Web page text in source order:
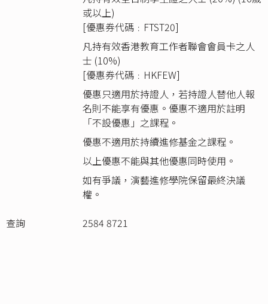
或以上)
[優惠券代碼﹕FTST20]
凡持有效香港教育工作者聯會會員卡之人
士 (10%)
[優惠券代碼﹕HKFEW]
優惠只適用於持證人，若持證人替他人報
名則不能享有優惠。優惠不適用於註明
「不設優惠」之課程。
優惠不適用於持續進修基金之課程。
以上優惠不能與其他優惠同時使用。
如有爭議，演藝進修學院保留最終決議
權。
查詢
2584 8721